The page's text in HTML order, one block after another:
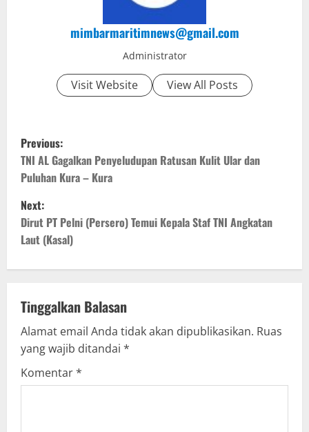
mimbarmaritimnews@gmail.com
Administrator
Visit Website View All Posts
P
o
s
t
n
v
i
g
Previous:
TNI AL Gagalkan Penyeludupan Ratusan Kulit Ular dan
Puluhan Kura – Kura
Next:
Dirut PT Pelni (Persero) Temui Kepala Staf TNI Angkatan
Laut (Kasal)
Tinggalkan Balasan
Alamat email Anda tidak akan dipublikasikan. Ruas
yang wajib ditandai *
Komentar*